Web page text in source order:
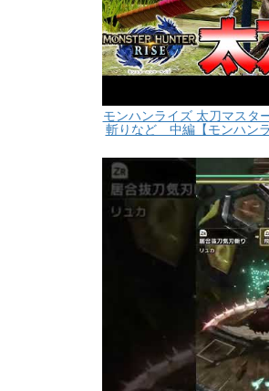
モンハンライズ 太刀マス
斬りなど 中編【モンハン